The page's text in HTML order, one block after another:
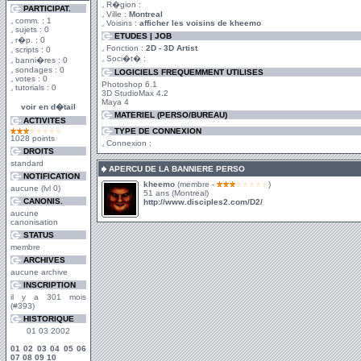
PARTICIPAT.
comm. : 1
sujets : 0
r�p. : 0
scripts : 0
banni�res : 0
sondages : 0
votes : 0
tutorials : 0
voir en d�tail
ACTIVITES
1028 points
DROITS
standard
NOTIFICATION
aucune (lvl 0)
CANONIS.
aucune
canonisation
STATUS
membre
ARCHIVES
aucune archive
INSCRIPTION
il y a 301 mois
(#393)
HISTORIQUE
01 03 2002
01 02 03 04 05 06
07 08 09 10
R�gion :
Ville : Montreal
Voisins : afficher les voisins de kheemo
ETUDES | JOB
Fonction : 2D - 3D Artist
Soci�t� :
LOGICIELS FREQUEMMENT UTILISES
Photoshop 6.1
3D StudioMax 4.2
Maya 4
MATERIEL (PERSO/BUREAU)
TYPE DE CONNEXION
Connexion :
APERCU DE LA BANNIERE PERSO
kheemo (membre -
)
51 ans (Montreal)
http://www.disciples2.com/D2/